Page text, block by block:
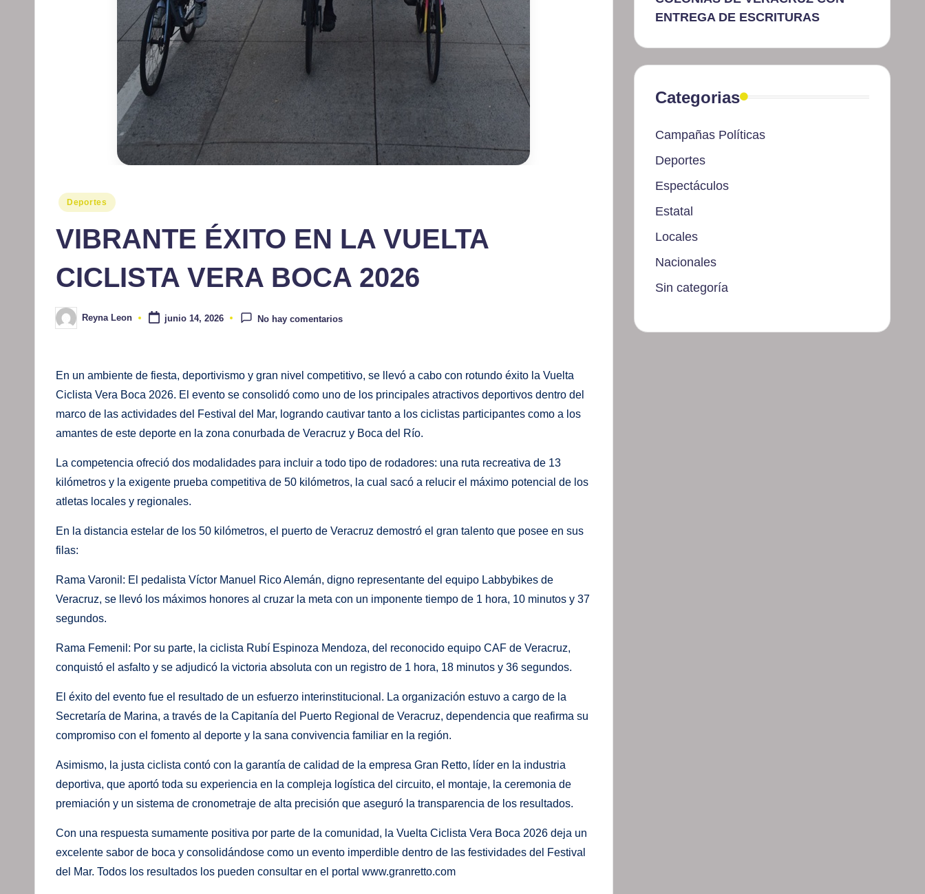
Publicado
Deportes
VIBRANTE ÉXITO EN LA VUELTA
CICLISTA VERA BOCA 2026
Publicado
por
Reyna Leon junio 14, 2026 No hay comentarios
En un ambiente de fiesta, deportivismo y gran nivel competitivo, se llevó a cabo con rotundo éxito la Vuelta
Ciclista Vera Boca 2026. El evento se consolidó como uno de los principales atractivos deportivos dentro del
marco de las actividades del Festival del Mar, logrando cautivar tanto a los ciclistas participantes como a los
amantes de este deporte en la zona conurbada de Veracruz y Boca del Río.
La competencia ofreció dos modalidades para incluir a todo tipo de rodadores: una ruta recreativa de 13
kilómetros y la exigente prueba competitiva de 50 kilómetros, la cual sacó a relucir el máximo potencial de los
atletas locales y regionales.
En la distancia estelar de los 50 kilómetros, el puerto de Veracruz demostró el gran talento que posee en sus
filas:
Rama Varonil: El pedalista Víctor Manuel Rico Alemán, digno representante del equipo Labbybikes de
Veracruz, se llevó los máximos honores al cruzar la meta con un imponente tiempo de 1 hora, 10 minutos y 37
segundos.
Rama Femenil: Por su parte, la ciclista Rubí Espinoza Mendoza, del reconocido equipo CAF de Veracruz,
conquistó el asfalto y se adjudicó la victoria absoluta con un registro de 1 hora, 18 minutos y 36 segundos.
El éxito del evento fue el resultado de un esfuerzo interinstitucional. La organización estuvo a cargo de la
Secretaría de Marina, a través de la Capitanía del Puerto Regional de Veracruz, dependencia que reafirma su
compromiso con el fomento al deporte y la sana convivencia familiar en la región.
Asimismo, la justa ciclista contó con la garantía de calidad de la empresa Gran Retto, líder en la industria
deportiva, que aportó toda su experiencia en la compleja logística del circuito, el montaje, la ceremonia de
premiación y un sistema de cronometraje de alta precisión que aseguró la transparencia de los resultados.
Con una respuesta sumamente positiva por parte de la comunidad, la Vuelta Ciclista Vera Boca 2026 deja un
excelente sabor de boca y consolidándose como un evento imperdible dentro de las festividades del Festival
del Mar. Todos los resultados los pueden consultar en el portal www.granretto.com
ENTREGA DE ESCRITURAS
Categorias
Campañas Políticas
Deportes
Espectáculos
Estatal
Locales
Nacionales
Sin categoría